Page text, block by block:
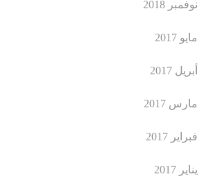
نوفمبر 2018
مايو 2017
أبريل 2017
مارس 2017
فبراير 2017
يناير 2017